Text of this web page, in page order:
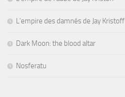
L’empire des damnés de Jay Kristoff
Dark Moon: the blood altar
Nosferatu